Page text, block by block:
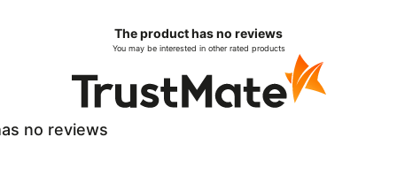
The product has no reviews
You may be interested in other rated products
no reviews